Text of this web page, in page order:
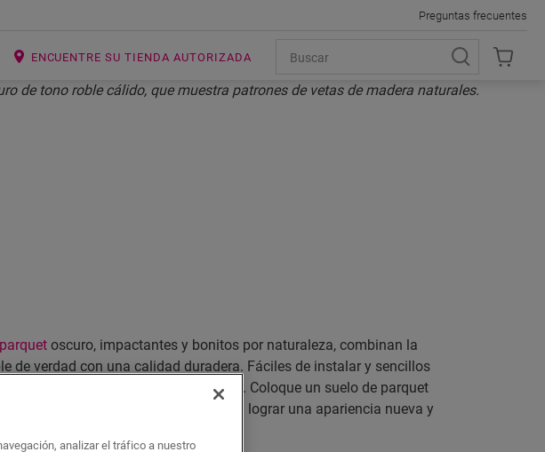
ENCUENTRE SU TIENDA AUTORIZADA
Preguntas frecuentes
oscuro, impactantes y bonitos por naturaleza, combinan la
de verdad con una calidad duradera. Fáciles de instalar y sencillos
derrames, rayones, golpes y choques. Coloque un suelo de parquet
incluso en el baño y la cocina, para lograr una apariencia nueva y
analizar el tráfico a nuestro